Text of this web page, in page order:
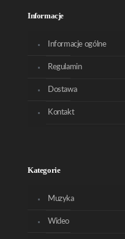
Informacje
Informacje ogólne
Regulamin
Dostawa
Kontakt
Kategorie
Muzyka
Wideo